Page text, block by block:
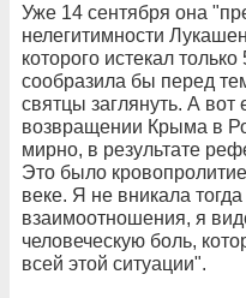
Уже 14 сентября она
нелегитимности
которого истекал
сообразила бы перед
святцы заглянуть. А вот
возвращении Крыма в
мирно, в результате
Это было
веке. Я не вникала
взаимоотношения, я
человеческую боль,
всей этой ситуации".